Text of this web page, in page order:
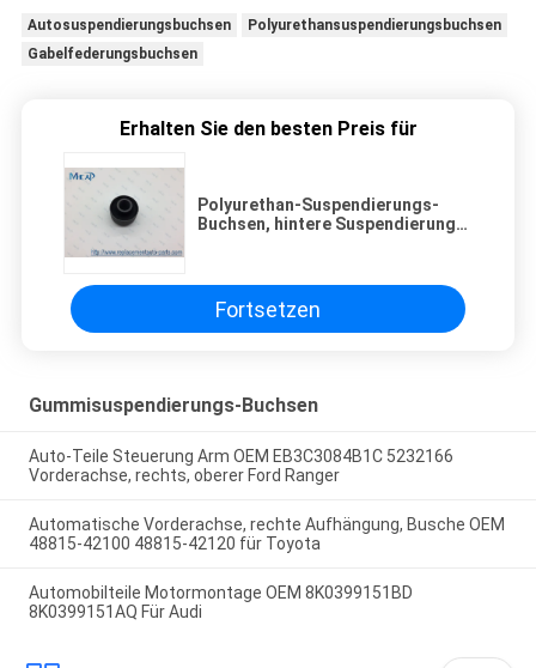
Autosuspendierungsbuchsen
Polyurethansuspendierungsbuchsen
Gabelfederungsbuchsen
Erhalten Sie den besten Preis für
Polyurethan-Suspendierungs-
Buchsen, hintere Suspendierungs-
Fortsetzen
Gummisuspendierungs-Buchsen
Auto-Teile Steuerung Arm OEM EB3C3084B1C 5232166
Vorderachse, rechts, oberer Ford Ranger
Automatische Vorderachse, rechte Aufhängung, Busche OEM
48815-42100 48815-42120 für Toyota
Automobilteile Motormontage OEM 8K0399151BD
8K0399151AQ Für Audi